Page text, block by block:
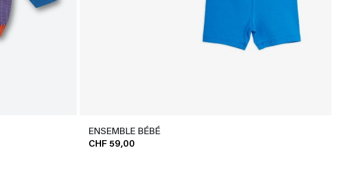
ENSEMBLE BÉBÉ
CHF 59,00